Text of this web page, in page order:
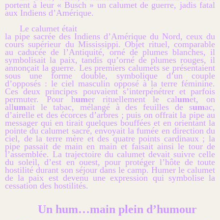
portent à leur « Busch » un calumet de guerre, jadis fatal
aux Indiens d’Amérique.
Le calumet était
la pipe sacrée des Indiens d’Amérique du Nord, ceux du
cours supérieur du Mississippi. Objet rituel, comparable
au caducée de l’Antiquité, orné de plumes blanches, il
symbolisait la paix, tandis qu’orné de plumes rouges, il
annonçait la guerre. Les premiers calumets se présentaient
sous une forme double, symbolique d’un couple
d’opposés : le ciel masculin opposé à la terre féminine.
Ces deux principes pouvaient s’interpénétrer et parfois
permuter. Pour humer rituellement le calumet, on
allumait le tabac, mélangé à des feuilles de sumac,
d’airelle et des écorces d’arbres ; puis on offrait la pipe au
messager qui en tirait quelques bouffées et en orientant la
pointe du calumet sacré, envoyait la fumée en direction du
ciel, de la terre mère et des quatre points cardinaux ; la
pipe passait de main en main et faisait ainsi le tour de
l’assemblée. La trajectoire du calumet devait suivre celle
du soleil, d’est en ouest, pour protéger l’hôte de toute
hostilité durant son séjour dans le camp. Humer le calumet
de la paix est devenu une expression qui symbolise la
cessation des hostilités.
Un hum…main plein d’humour